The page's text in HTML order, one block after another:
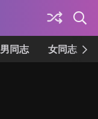
男同志 女同志